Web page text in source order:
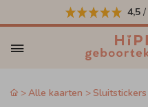
4,5 /
Alle kaarten Sluitstickers